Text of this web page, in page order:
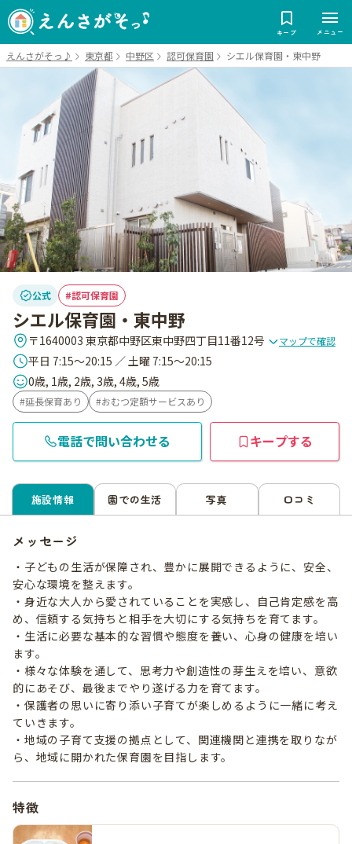
キープ メニュー
えんさがそっ♪ 東京都 中野区 認可保育園 シエル保育園・東中野
公式 認可保育園
シエル保育園・東中野
〒1640003 東京都中野区東中野四丁目11番12号 マップで確認
平日 7:15～20:15 ／ 土曜 7:15～20:15
0歳, 1歳, 2歳, 3歳, 4歳, 5歳
延長保育あり おむつ定額サービスあり
電話で問い合わせる キープする
施設情報 園での生活 写真 口コミ
メッセージ
・子どもの生活が保障され、豊かに展開できるように、安全、
安心な環境を整えます。
・身近な大人から愛されていることを実感し、自己肯定感を高
め、信頼する気持ちと相手を大切にする気持ちを育てます。
・生活に必要な基本的な習慣や態度を養い、心身の健康を培い
ます。
・様々な体験を通して、思考力や創造性の芽生えを培い、意欲
的にあそび、最後までやり遂げる力を育てます。
・保護者の思いに寄り添い子育てが楽しめるように一緒に考え
ていきます。
・地域の子育て支援の拠点として、関連機関と連携を取りなが
ら、地域に開かれた保育園を目指します。
特徴